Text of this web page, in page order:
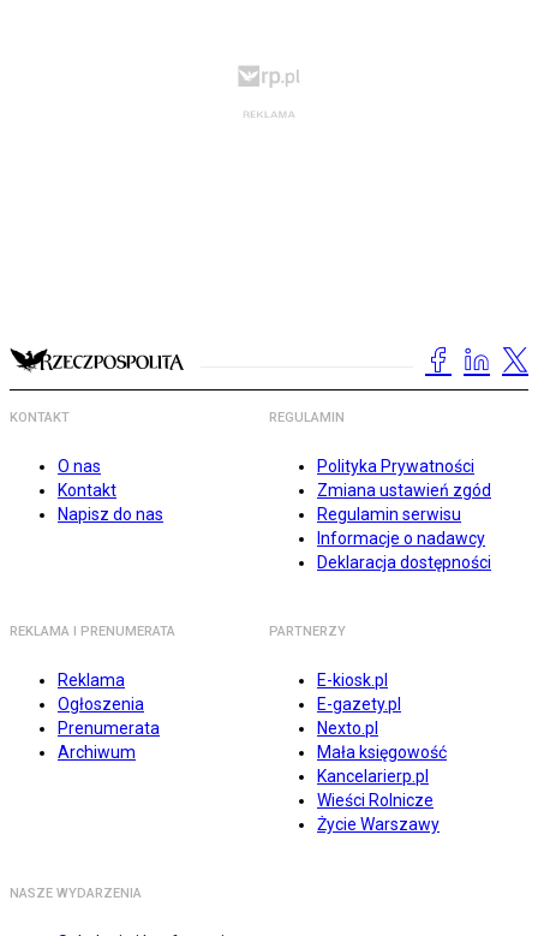
KONTAKT
O nas
Kontakt
Napisz do nas
REGULAMIN
Polityka Prywatności
Zmiana ustawień zgód
Regulamin serwisu
Informacje o nadawcy
Deklaracja dostępności
REKLAMA I PRENUMERATA
Reklama
Ogłoszenia
Prenumerata
Archiwum
PARTNERZY
E-kiosk.pl
E-gazety.pl
Nexto.pl
Mała księgowość
Kancelarierp.pl
Wieści Rolnicze
Życie Warszawy
NASZE WYDARZENIA